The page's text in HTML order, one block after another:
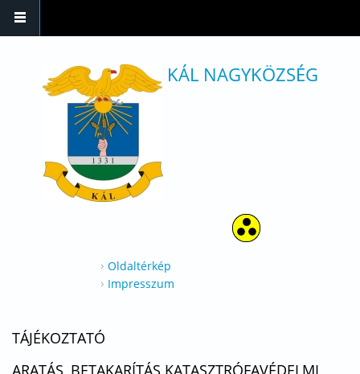
KÁL NAGYKÖZSÉG
Oldaltérkép
Impresszum
TÁJÉKOZTATÓ
ARATÁS, BETAKARÍTÁS KATASZTRÓFAVÉDELMI